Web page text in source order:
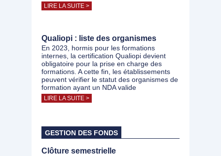
LIRE LA SUITE >
Qualiopi : liste des organismes
En 2023, hormis pour les formations
internes, la certification Qualiopi devient
obligatoire pour la prise en charge des
formations. A cette fin, les établissements
peuvent vérifier le statut des organismes de
formation ayant un NDA valide
LIRE LA SUITE >
GESTION DES FONDS
Clôture semestrielle